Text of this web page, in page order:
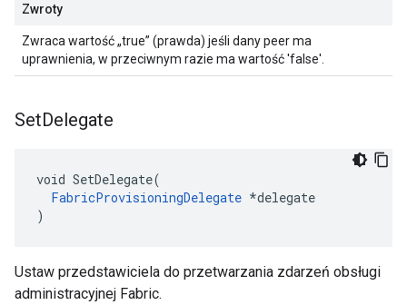
Zwroty
Zwraca wartość „true” (prawda) jeśli dany peer ma
uprawnienia, w przeciwnym razie ma wartość 'false'.
SetDelegate
void SetDelegate(
FabricProvisioningDelegate *delegate
)
Ustaw przedstawiciela do przetwarzania zdarzeń obsługi
administracyjnej Fabric.